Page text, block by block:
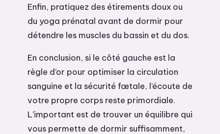
Enfin, pratiquez des étirements doux ou
du yoga prénatal avant de dormir pour
détendre les muscles du bassin et du dos.
En conclusion, si le côté gauche est la
règle d’or pour optimiser la circulation
sanguine et la sécurité fœtale, l’écoute de
votre propre corps reste primordiale.
L’important est de trouver un équilibre qui
vous permette de dormir suffisamment,